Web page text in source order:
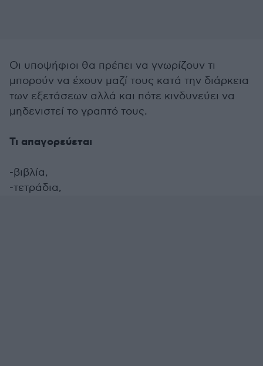
Οι υποψήφιοι θα πρέπει να γνωρίζουν τι
μπορούν να έχουν μαζί τους κατά την διάρκεια
των εξετάσεων αλλά και πότε κινδυνεύει να
μηδενιστεί το γραπτό τους.
Τι απαγορεύεται
-βιβλία,
-τετράδια,